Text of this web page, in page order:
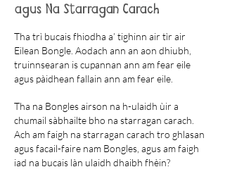
agus Na Starragan Carach
Tha trì bucais fhiodha a’ tighinn air tìr air
Eilean Bongle. Aodach ann an aon dhiubh,
truinnsearan is cupannan ann am fear eile
agus pàidhean fallain ann am fear eile.
Tha na Bongles airson na h-ulaidh ùir a
chumail sàbhailte bho na starragan carach.
Ach am faigh na starragan carach tro ghlasan
agus facail-faire nam Bongles, agus am faigh
iad na bucais làn ulaidh dhaibh fhèin?